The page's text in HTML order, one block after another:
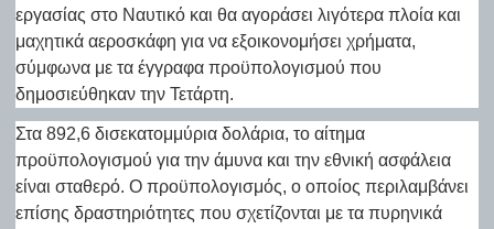
εργασίας στο Ναυτικό και θα αγοράσει λιγότερα πλοία και
μαχητικά αεροσκάφη για να εξοικονομήσει χρήματα,
σύμφωνα με τα έγγραφα προϋπολογισμού που
δημοσιεύθηκαν την Τετάρτη.
Στα 892,6 δισεκατομμύρια δολάρια, το αίτημα
προϋπολογισμού για την άμυνα και την εθνική ασφάλεια
είναι σταθερό. Ο προϋπολογισμός, ο οποίος περιλαμβάνει
επίσης δραστηριότητες που σχετίζονται με τα πυρηνικά